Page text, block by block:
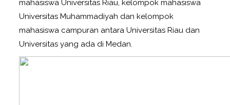
mahasiswa Universitas Riau, kelompok mahasiswa
Universitas Muhammadiyah dan kelompok
mahasiswa campuran antara Universitas Riau dan
Universitas yang ada di Medan.